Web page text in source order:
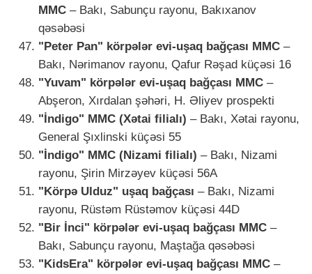
MMC – Bakı, Sabunçu rayonu, Bakıxanov
qəsəbəsi
"Peter Pan" körpələr evi-uşaq bağçası MMC –
Bakı, Nərimanov rayonu, Qafur Rəşad küçəsi 16
"Yuvam" körpələr evi-uşaq bağçası MMC –
Abşeron, Xırdalan şəhəri, H. Əliyev prospekti
"İndigo" MMC (Xətai filialı) – Bakı, Xətai rayonu,
General Şıxlinski küçəsi 55
"İndigo" MMC (Nizami filialı) – Bakı, Nizami
rayonu, Şirin Mirzəyev küçəsi 56A
"Körpə Ulduz" uşaq bağçası – Bakı, Nizami
rayonu, Rüstəm Rüstəmov küçəsi 44D
"Bir İnci" körpələr evi-uşaq bağçası MMC –
Bakı, Sabunçu rayonu, Maştağa qəsəbəsi
"KidsEra" körpələr evi-uşaq bağçası MMC –